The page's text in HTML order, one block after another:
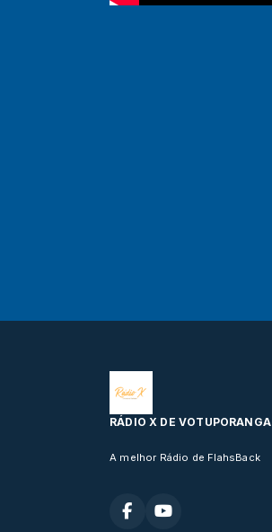
RÁDIO X DE VOTUPORANGA
A melhor Rádio de FlahsBack